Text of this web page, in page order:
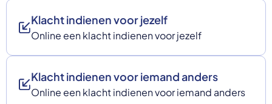
Nieuws
Casussen
Contact
Select a language
Klacht indienen voor jezelf
Online een klacht indienen voor jezelf
Klacht indienen voor iemand anders
Online een klacht indienen voor iemand anders